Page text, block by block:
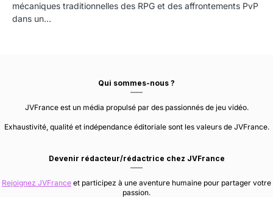
mécaniques traditionnelles des RPG et des affrontements PvP
dans un…
Qui sommes-nous ?
JVFrance est un média propulsé par des passionnés de jeu vidéo.
Exhaustivité, qualité et indépendance éditoriale sont les valeurs de JVFrance.
Devenir rédacteur/rédactrice chez JVFrance
Rejoignez JVFrance et participez à une aventure humaine pour partager votre
passion.